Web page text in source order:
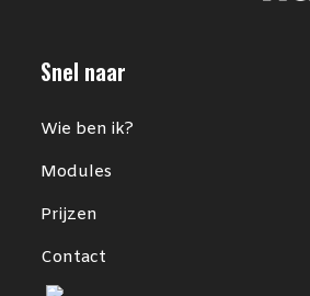
Snel naar
Wie ben ik?
Modules
Prijzen
Contact